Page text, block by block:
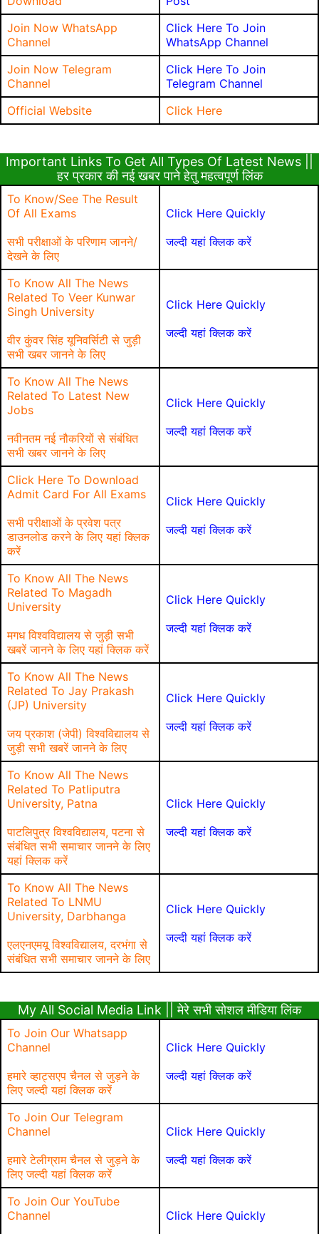
Join Now WhatsApp
Channel
Click Here To Join
WhatsApp Channel
Join Now Telegram
Channel
Click Here To Join
Telegram Channel
Official Website
Click Here
Important Links To Get All Types Of Latest News ||
हर प्रकार की नई खबर पाने हेतु महत्वपूर्ण लिंक
To Know/See The Result
Of All Exams
सभी परीक्षाओं के परिणाम जानने/
देखने के लिए
Click Here Quickly
जल्दी यहां क्लिक करें
To Know All The News
Related To Veer Kunwar
Singh University
वीर कुंवर सिंह यूनिवर्सिटी से जुड़ी
सभी खबर जानने के लिए
Click Here Quickly
जल्दी यहां क्लिक करें
To Know All The News
Related To Latest New
Jobs
नवीनतम नई नौकरियों से संबंधित
सभी खबर जानने के लिए
Click Here Quickly
जल्दी यहां क्लिक करें
Click Here To Download
Admit Card For All Exams
सभी परीक्षाओं के प्रवेश पत्र
डाउनलोड करने के लिए यहां क्लिक
करें
Click Here Quickly
जल्दी यहां क्लिक करें
To Know All The News
Related To Magadh
University
मगध विश्वविद्यालय से जुड़ी सभी
खबरें जानने के लिए यहां क्लिक करें
Click Here Quickly
जल्दी यहां क्लिक करें
To Know All The News
Related To Jay Prakash
(JP) University
जय प्रकाश (जेपी) विश्वविद्यालय से
जुड़ी सभी खबरें जानने के लिए
Click Here Quickly
जल्दी यहां क्लिक करें
To Know All The News
Related To Patliputra
University, Patna
पाटलिपुत्र विश्वविद्यालय, पटना से
संबंधित सभी समाचार जानने के लिए
यहां क्लिक करें
Click Here Quickly
जल्दी यहां क्लिक करें
To Know All The News
Related To LNMU
University, Darbhanga
एलएनएमयू विश्वविद्यालय, दरभंगा से
संबंधित सभी समाचार जानने के लिए
Click Here Quickly
जल्दी यहां क्लिक करें
My All Social Media Link || मेरे सभी सोशल मीडिया लिंक
To Join Our Whatsapp
Channel
हमारे व्हाट्सएप चैनल से जुड़ने के
लिए जल्दी यहां क्लिक करें
Click Here Quickly
जल्दी यहां क्लिक करें
To Join Our Telegram
Channel
हमारे टेलीग्राम चैनल से जुड़ने के
लिए जल्दी यहां क्लिक करें
Click Here Quickly
जल्दी यहां क्लिक करें
To Join Our YouTube
Channel
Click Here Quickly